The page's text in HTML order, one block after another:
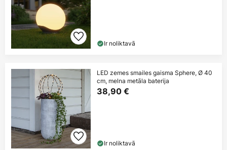
Ir noliktavā
LED zemes smailes gaisma Sphere, Ø 40
cm, melna metāla baterija
38,90 €
Ir noliktavā